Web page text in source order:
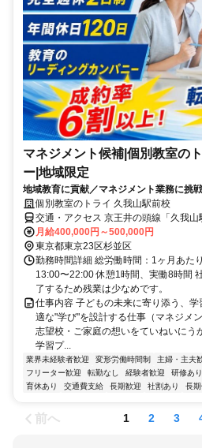
マネジメント候補|個別教室の
ー|地域限定
地域教育に貢献／マネジメント業務に挑
個別教室のトライ 久我山駅前校
交通・アクセス 京王井の頭線「久我
月給400,000円～500,000円
東京都東京23区杉並区
勤務時間詳細 総労働時間：1ヶ月あた
13:00〜22:00 休憩1時間、実働8時間
了するため残業は少なめです。
仕事内容 子どもの未来に寄り添う、
適な"学び"を設計する仕事（マネジメ
志望校・ご家庭の想いをていねいにう
学習プ...
業界未経験者歓迎 変形労働時間制 主婦・主夫
フリーター歓迎
転勤なし 経験者歓迎 研修あり
育休あり
交通費支給 長期歓迎 社割あり 長
前へ 1 2 3